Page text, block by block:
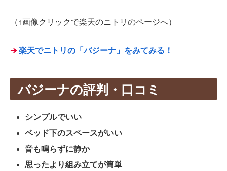
（↑画像クリックで楽天のニトリのページへ）
➔ 楽天でニトリの「バジーナ」をみてみる！
バジーナの評判・口コミ
シンプルでいい
ベッド下のスペースがいい
音も鳴らずに静か
思ったより組み立てが簡単